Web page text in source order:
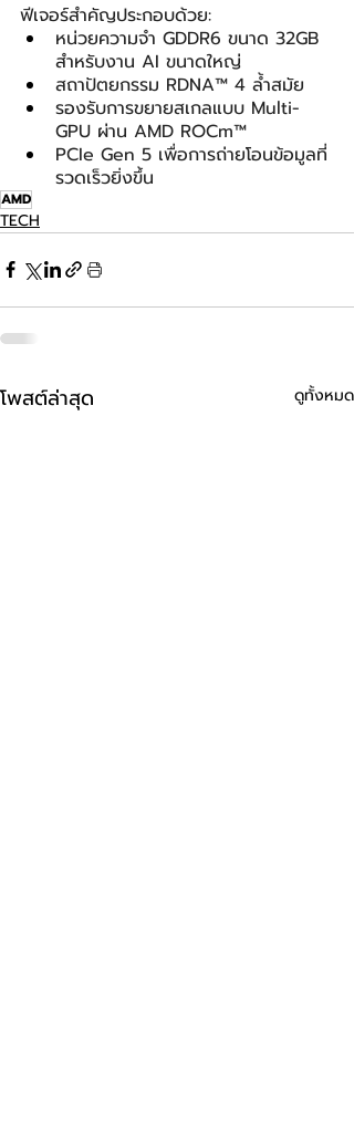
ฟีเจอร์สำคัญประกอบด้วย:
หน่วยความจำ GDDR6 ขนาด 32GB
สำหรับงาน AI ขนาดใหญ่
สถาปัตยกรรม RDNA™ 4 ล้ำสมัย
รองรับการขยายสเกลแบบ Multi-
GPU ผ่าน AMD ROCm™
PCIe Gen 5 เพื่อการถ่ายโอนข้อมูลที่
รวดเร็วยิ่งขึ้น
AMD
TECH
โพสต์ล่าสุด ดูทั้งหมด